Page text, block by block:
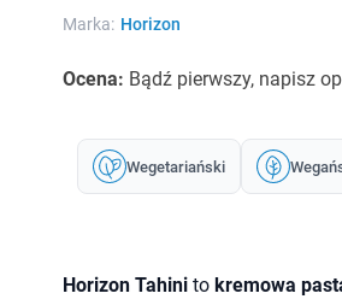
Marka: Horizon
Ocena: Bądź pierwszy, napisz
Wegetariański
Horizon Tahinito kremowa